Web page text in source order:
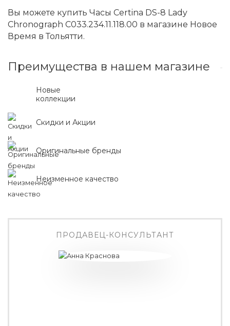
Вы можете купить Часы Certina DS-8 Lady
Chronograph C033.234.11.118.00 в магазине Новое
Время в Тольятти.
Преимущества в нашем магазине
Новые
коллекции
Скидки и Акции
Оригинальные бренды
Неизменное качество
ПРОДАВЕЦ-КОНСУЛЬТАНТ